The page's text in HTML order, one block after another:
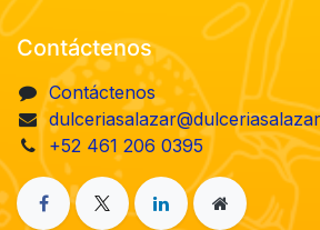
Contáctenos
Contáctenos
+52 461 206 0395